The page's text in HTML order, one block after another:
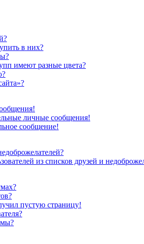
в них?
имеют разные цвета?
личные сообщения!
сообщение!
из списков друзей и
пустую страницу!